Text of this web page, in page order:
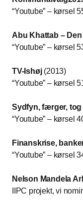
“Youtube” – kørsel
Abu Khattab –
“Youtube” – kørsel
TV-Ishøj(2013)
“Youtube” – kørsel
Sydfyn, færger, tog
“Youtube” – kørsel
Finanskrise,
“Youtube” – kørsel
Nelson Mandela
IIPC projekt, vi